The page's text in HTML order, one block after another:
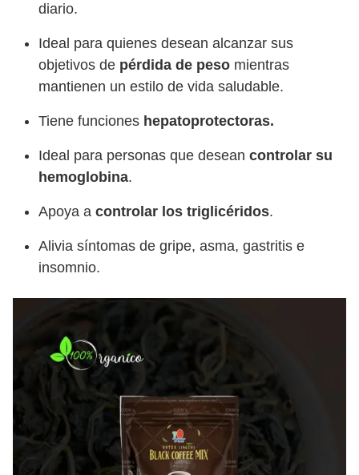
diario.
Ideal para quienes desean alcanzar sus
objetivos de pérdida de peso mientras
mantienen un estilo de vida saludable.
Tiene funciones hepatoprotectoras.
Ideal para personas que desean controlar su
hemoglobina.
Apoya a controlar los triglicéridos.
Alivia síntomas de gripe, asma, gastritis e
insomnio.